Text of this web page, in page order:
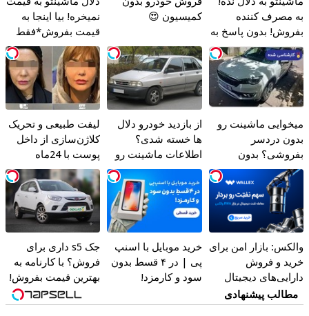
به مصرف کننده
بفروش! بدون پاسخ به
یک تماس
کمیسیون 😍
نمیخره! بیا اینجا به
قیمت بفروش*فقط
خریدار واقعی*
میخوایی ماشینت رو
بدون دردسر
بفروشی؟ بدون
کمیسیون
از بازدید خودرو دلال
ها خسته شدی؟
اطلاعات ماشینت رو
اینجا ثبت کن
لیفت طبیعی و تحریک
کلاژن‌سازی از داخل
پوست با 24ماه
ماندگاری ✅ جوان شو
والکس: بازار امن برای
خرید و فروش
دارایی‌های دیجیتال
خرید موبایل با اسنپ
پی | در ۴ قسط بدون
سود و کارمزد!
جک s5 داری برای
فروش؟ با کارنامه به
بهترین قیمت بفروش!
مطالب پیشنهادی